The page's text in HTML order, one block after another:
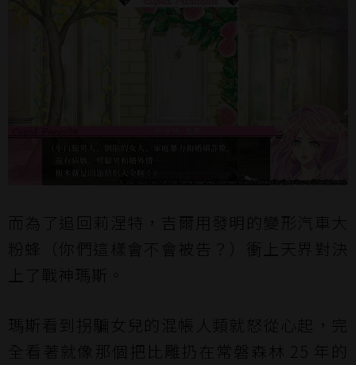
而為了追回莉涅特，吉爾用發明的變形汽車大
粉蜂（你們這樣會不會被告？）衝上天界對決
上了戰神瑪斯。
瑪斯看到拐騙女兒的混帳人類就怒從心起，完
全看著就像那個把比雕扔在常磐森林 25 年的